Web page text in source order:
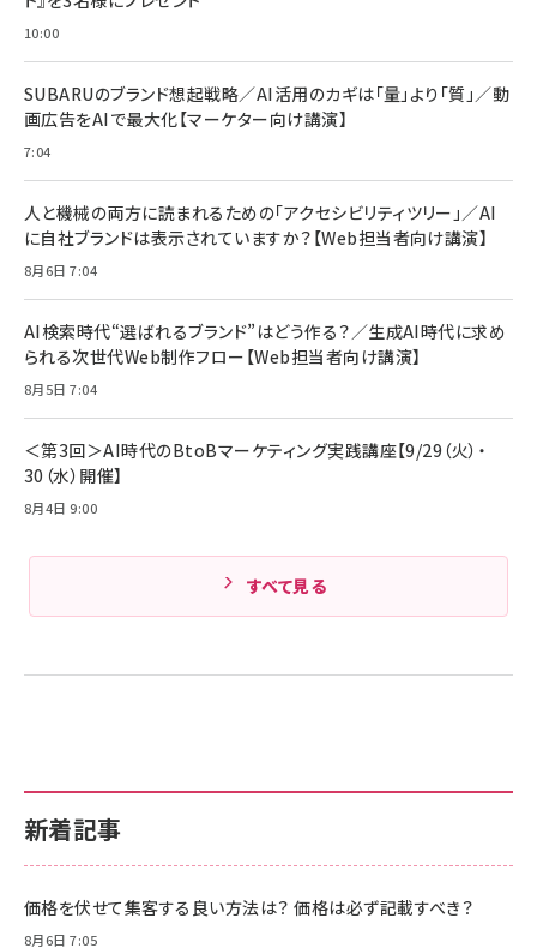
新着記事
価格を伏せて集客する良い方法は？ 価格は必ず記載すべき？
8月6日 7:05
10:00
SUBARUのブランド想起戦略／AI活用のカギは「量」より「質」／動
画広告をAIで最大化【マーケター向け講演】
7:04
人と機械の両方に読まれるための「アクセシビリティツリー」／AI
に自社ブランドは表示されていますか？【Web担当者向け講演】
8月6日 7:04
AI検索時代“選ばれるブランド”はどう作る？／生成AI時代に求め
られる次世代Web制作フロー【Web担当者向け講演】
8月5日 7:04
＜第3回＞AI時代のBtoBマーケティング実践講座【9/29（火）・
30（水）開催】
8月4日 9:00
すべて見る